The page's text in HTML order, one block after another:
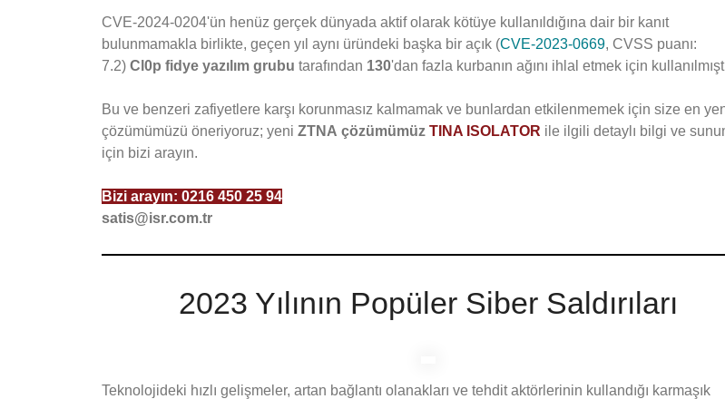
CVE-2024-0204'ün henüz gerçek dünyada aktif olarak kötüye kullanıldığına dair bir kanıt
bulunmamakla birlikte, geçen yıl aynı üründeki başka bir açık (CVE-2023-0669, CVSS puanı:
7.2) Cl0p fidye yazılım grubu tarafından 130'dan fazla kurbanın ağını ihlal etmek için
Bu ve benzeri zafiyetlere karşı korunmasız kalmamak ve bunlardan etkilenmemek için size en
çözümümüzü öneriyoruz; yeni ZTNA çözümümüz TINA ISOLATOR ile ilgili detaylı bilgi ve
için bizi arayın.
Bizi arayın: 0216 450 25 94
satis@isr.com.tr
2023 Yılının Popüler Siber Saldırıları
Teknolojideki hızlı gelişmeler, artan bağlantı olanakları ve tehdit aktörlerinin kullandığı karmaşık